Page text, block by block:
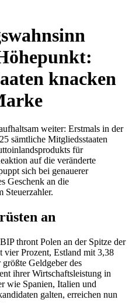
knacken
weiter: Erstmals in der
sämtliche Mitgliedsstaaten
für
auf die veränderte
sich bei genauerer
Geschenk an die
Steuerzahler.
an
thront Polen an der Spitze der
vier Prozent, Estland mit 3,38
Geldgeber des
ihrer Wirtschaftsleistung in
wie Spanien, Italien und
galten, erreichen nun